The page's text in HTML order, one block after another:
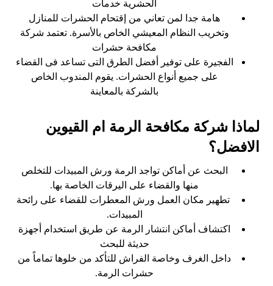
الحشرية خدمات
هامة جدا لمن تعاني من إقتحام الحشرات للمنازل
وتخريب النظام المعيشي الخاص بالأسرة. تعتمد شركة
مكافحة حشرات
الفجيرة على توفير أفضل الطرق التى تساعد فى القضاء
على جميع أنواع الحشرات. يقوم المندوب الخاص
بالشركة بالمعاينة
لماذا شركة مكافحة الرمة ام القيوين
الافضل؟
البحث عن أماكن تواجد الرمة ورش المبيدات للتخلص
منها والقضاء على اليرقات الخاصة بها.
تطهير مكان العمل ورش المعطرات للقضاء على رائحة
المبيدات.
اكتشاف أماكن انتشار الرمة عن طريق استخدام أجهزة
حديثة للبحث
داخل الغرف وخاصة الفراش للتأكد من خلوها تماماً من
حشرات الرمة.